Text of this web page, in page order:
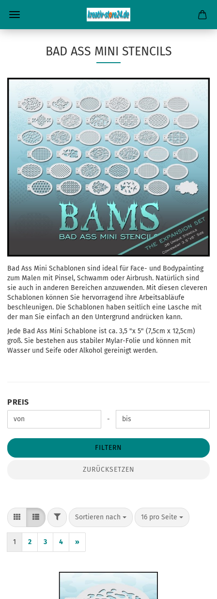
BAD ASS MINI STENCILS
Bad Ass Mini Schablonen sind ideal für Face- und Bodypainting
zum Malen mit Pinsel, Schwamm oder Airbrush. Natürlich sind
sie auch in anderen Bereichen anzuwenden. Mit diesen cleveren
Schablonen können Sie hervorragend ihre Arbeitsabläufe
beschleunigen. Die Schablonen haben seitlich eine Lasche mit
der man Sie einfach an den Untergrund andrücken kann.
Jede Bad Ass Mini Schablone ist ca. 3,5 "x 5" (7,5cm x 12,5cm)
groß. Sie bestehen aus stabiler Mylar-Folie und können mit
Wasser und Seife oderAlkohol gereinigt werden.
PREIS
PREIS
Preis bis -
FILTERN
ZURÜCKSETZEN
FILTERSortieren nach
Sortieren nach 16 pro Seite
pro Seite
1 2 3 4 »